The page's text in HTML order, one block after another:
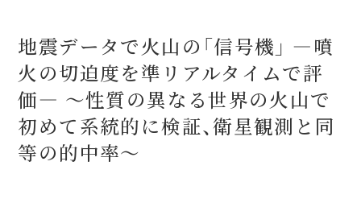
地震データで火山の「信号機」 ―噴
火の切迫度を準リアルタイムで評
価― 〜性質の異なる世界の火山で
初めて系統的に検証、衛星観測と同
等の的中率〜